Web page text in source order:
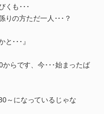
くも･･･
りの方ただ一人･･･？
･･･』
らです、今･･･始まったば
～になっているじゃな